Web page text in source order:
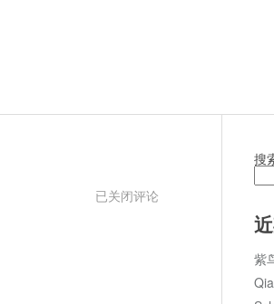
起
已关闭评论
搜
紫